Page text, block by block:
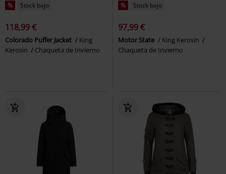
% Stock bajo
118,99 €
Colorado Puffer Jacket
King
Kerosin
Chaqueta de Invierno
% Stock bajo
97,99 €
Motor State
King Kerosin
Chaqueta de Invierno